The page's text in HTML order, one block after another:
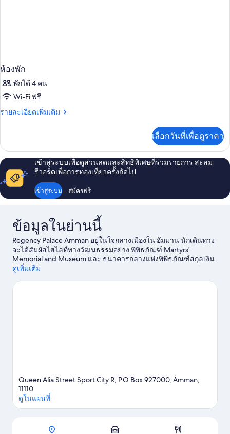
ห้องพัก
พักได้ 4 คน
Wi-Fi ฟรี
รายละเอียดเพิ่มเติม
ราย
เกี่ยว
กับ
ห้อง
พัก
เลือกวันที่เพื่อดูราคา
เข้าสู่ระบบเพื่อดูส่วนลดและสิทธิพิเศษที่ร่วมรายการ สะสม
รีวอร์ดเพื่อการท่องเที่ยวครั้งถัดไป
เข้าสู่ระบบ สมัครฟรี
ข้อมูลในย่านนี้
Regency Palace Amman อยู่ในใจกลางเมืองใน อัมมาน นักเดินทาง
จะได้สัมผัสไฮไลท์ทางวัฒนธรรมอย่าง พิพิธภัณฑ์ Martyrs'
Memorial and Museum และ ธนาคารกลางแห่งพิพิธภัณฑ์สกุลเงิน
จอร์แดน รวมถึงแวะเยือนสถานที่สำคัญ เช่น รัฐสภา และ ป้อม
สวนสนุก Hussain Luna Park
ดูเพิ่มเติม
Queen Alia Street Sport City R, P.O Box 927000, Amman,
11110
ดูในแผนที่